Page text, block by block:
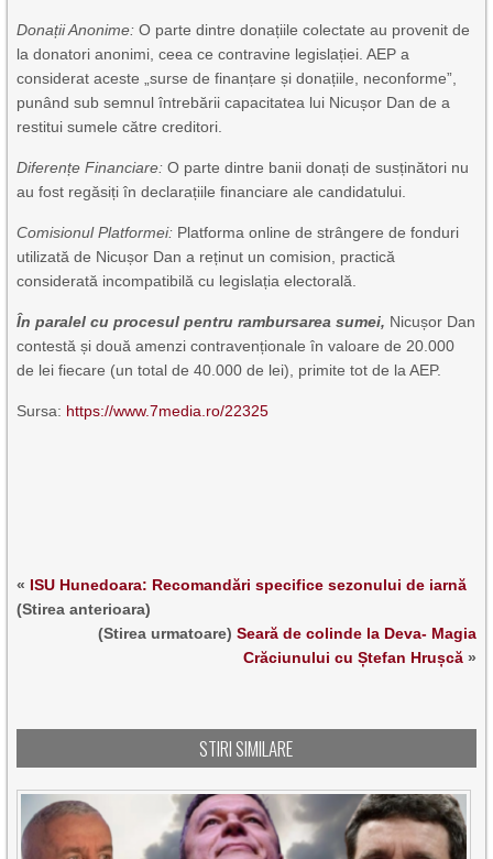
Donații Anonime: O parte dintre donațiile colectate au provenit de
la donatori anonimi, ceea ce contravine legislației. AEP a
considerat aceste „surse de finanțare și donațiile, neconforme”,
punând sub semnul întrebării capacitatea lui Nicușor Dan de a
restitui sumele către creditori.
Diferențe Financiare: O parte dintre banii donați de susținători nu
au fost regăsiți în declarațiile financiare ale candidatului.
Comisionul Platformei: Platforma online de strângere de fonduri
utilizată de Nicușor Dan a reținut un comision, practică
considerată incompatibilă cu legislația electorală.
În paralel cu procesul pentru rambursarea sumei, Nicușor Dan
contestă și două amenzi contravenționale în valoare de 20.000
de lei fiecare (un total de 40.000 de lei), primite tot de la AEP.
Sursa: https://www.7media.ro/22325
« ISU Hunedoara: Recomandări specifice sezonului de iarnă
(Stirea anterioara)
(Stirea urmatoare) Seară de colinde la Deva- Magia
Crăciunului cu Ștefan Hrușcă»
STIRI SIMILARE